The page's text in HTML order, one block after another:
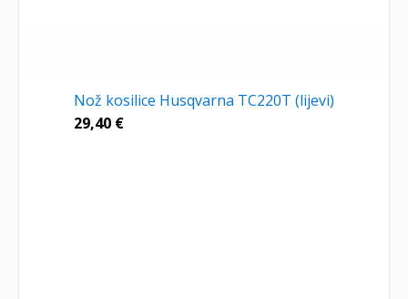
Nož kosilice Husqvarna TC220T (lijevi)
29,40 €